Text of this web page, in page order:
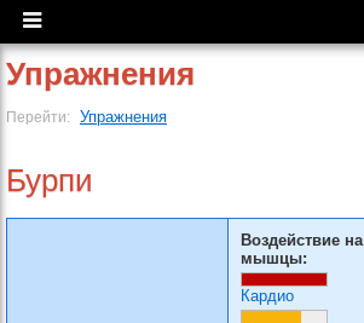
Упражнения
Перейти: Упражнения
Бурпи
Воздействие на
мышцы:
Кардио